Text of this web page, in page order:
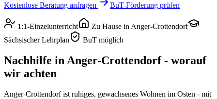
Kostenlose Beratung anfragen BuT-Förderung prüfen
1:1-Einzelunterricht Zu Hause in Anger-Crottendorf
Sächsischer Lehrplan
BuT möglich
Nachhilfe in Anger-Crottendorf- worauf
wir achten
Anger-Crottendorf ist ruhiges, gewachsenes Wohnen im Osten - mit